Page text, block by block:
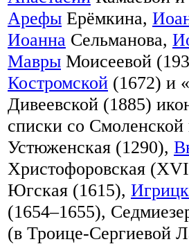
Арефы Ерёмкина,
Иоанна Сельманова,
Мавры Моисеевой
Костромской (1672) и
Дивеевской (1885)
списки со
Устюженская (1290),
Христофоровская
Югская (1615),
(1654–1655),
(в Троице-Сергиевой